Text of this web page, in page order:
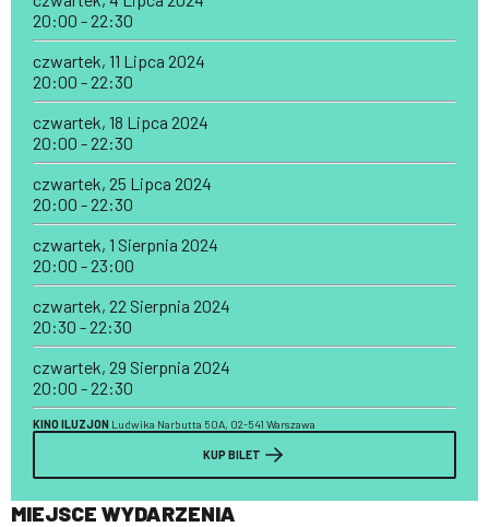
20:00 - 22:30
czwartek, 11 Lipca 2024
20:00 - 22:30
czwartek, 18 Lipca 2024
20:00 - 22:30
czwartek, 25 Lipca 2024
20:00 - 22:30
czwartek, 1 Sierpnia 2024
20:00 - 23:00
czwartek, 22 Sierpnia 2024
20:30 - 22:30
czwartek, 29 Sierpnia 2024
20:00 - 22:30
KINO ILUZJON Ludwika Narbutta 50A, 02-541 Warszawa
KUP BILET
MIEJSCE WYDARZENIA